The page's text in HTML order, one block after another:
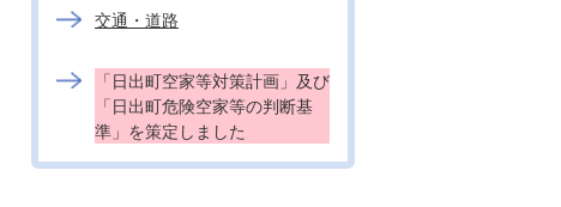
交通・道路
「日出町空家等対策計画」及び
「日出町危険空家等の判断基
準」を策定しました